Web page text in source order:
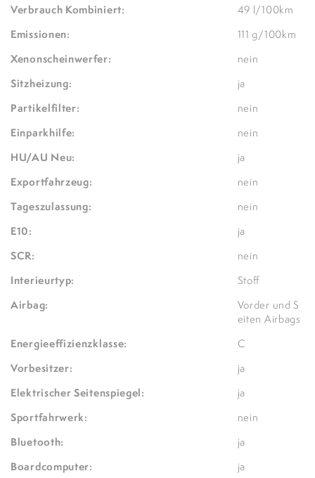
Verbrauch Kombiniert: 49 l/100km
Emissionen: 111 g/100km
Xenonscheinwerfer: nein
Sitzheizung: ja
Partikelfilter: nein
Einparkhilfe: nein
HU/AU Neu: ja
Exportfahrzeug: nein
Tageszulassung: nein
E10: ja
SCR: nein
Interieurtyp: Stoff
Airbag:
Vorder und S
eiten Airbags
Energieeffizienzklasse: C
Vorbesitzer: ja
Elektrischer Seitenspiegel: ja
Sportfahrwerk: nein
Bluetooth: ja
Boardcomputer: ja